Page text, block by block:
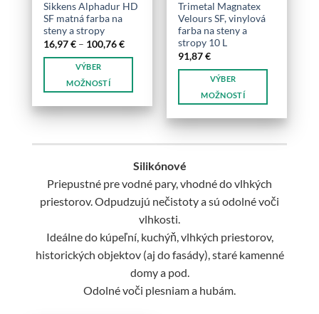
Sikkens Alphadur HD
SF matná farba na
steny a stropy
16,97€ – 100,76€Price
16,97 €
VÝBER
MOŽNOSTÍ
produkt
viacero
si
môžete
na
produktu.
Trimetal Magnatex
Velours SF, vinylová
farba na steny a
stropy 10 L
91,87€
VÝBER
MOŽNOSTÍ
produkt
má
variantov.
Možnosti
si
na
stránke
produktu.
Silikónové
Priepustné pre vodné pary, vhodné do vlhkých
priestorov. Odpudzujú nečistoty a sú odolné voči
vlhkosti.
Ideálne do kúpeľní, kuchýň, vlhkých priestorov,
historických objektov (aj do fasády), staré kamenné
domy a pod.
Odolné voči plesniam a hubám.